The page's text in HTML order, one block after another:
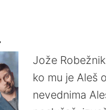
Jože
ko mu je Aleš
nevednima